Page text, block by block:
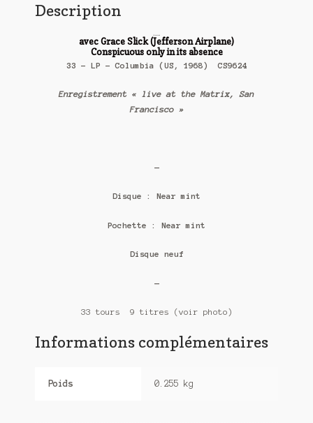
Description
avec Grace Slick (Jefferson Airplane)
Conspicuous only in its absence
33 – LP – Columbia (US, 1968) CS9624
Enregistrement « live at the Matrix, San
Francisco »
—
Disque : Near mint
Pochette : Near mint
Disque neuf
—
33 tours 9 titres (voir photo)
Informations complémentaires
Poids 0.255 kg